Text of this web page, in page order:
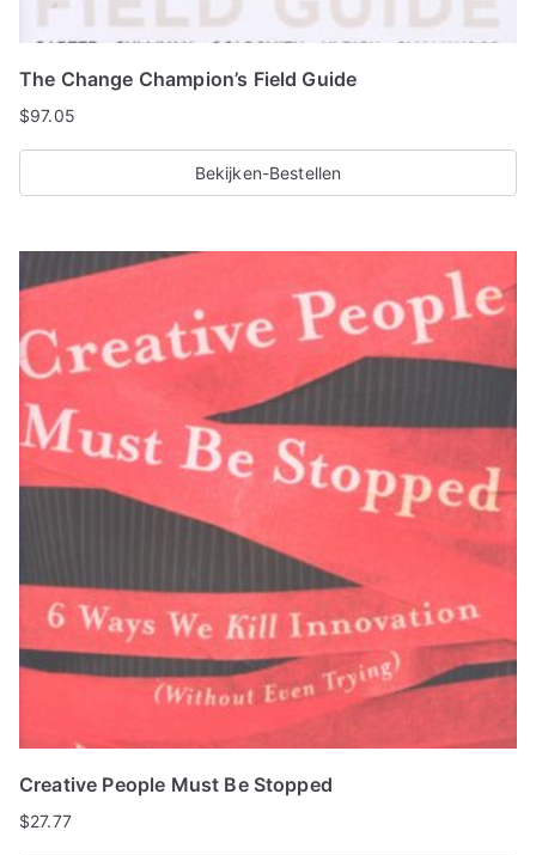
The Change Champion’s Field Guide
$97.05
Bekijken-Bestellen
Creative People Must Be Stopped
$27.77